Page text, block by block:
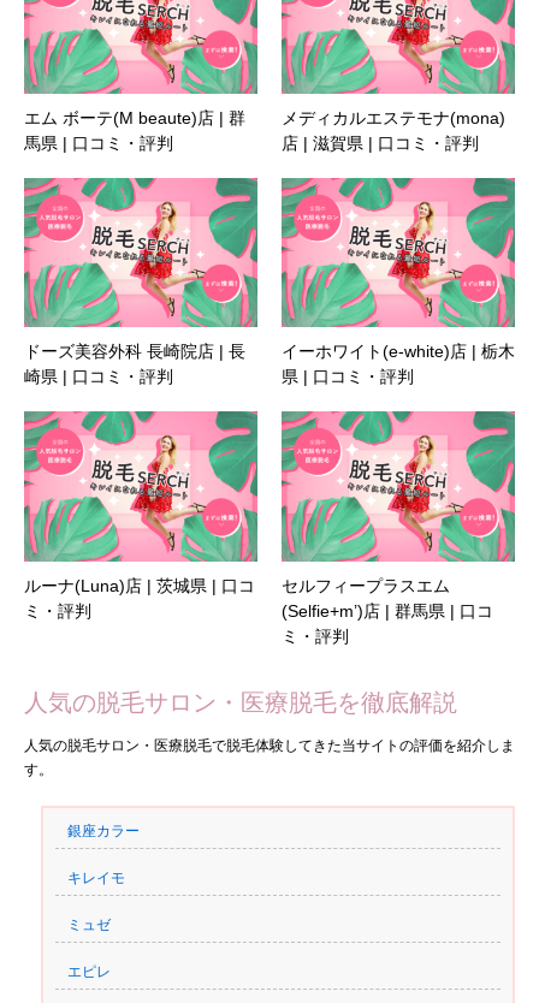
エム ボーテ(M beaute)店 | 群
馬県 | 口コミ・評判
メディカルエステモナ(mona)
店 | 滋賀県 | 口コミ・評判
ドーズ美容外科 長崎院店 | 長
崎県 | 口コミ・評判
イーホワイト(e-white)店 | 栃木
県 | 口コミ・評判
ルーナ(Luna)店 | 茨城県 | 口コ
ミ・評判
セルフィープラスエム
(Selfie+m’)店 | 群馬県 | 口コ
ミ・評判
人気の脱毛サロン・医療脱毛を徹底解説
人気の脱毛サロン・医療脱毛で脱毛体験してきた当サイトの評価を紹介しま
す。
銀座カラー
キレイモ
ミュゼ
エピレ